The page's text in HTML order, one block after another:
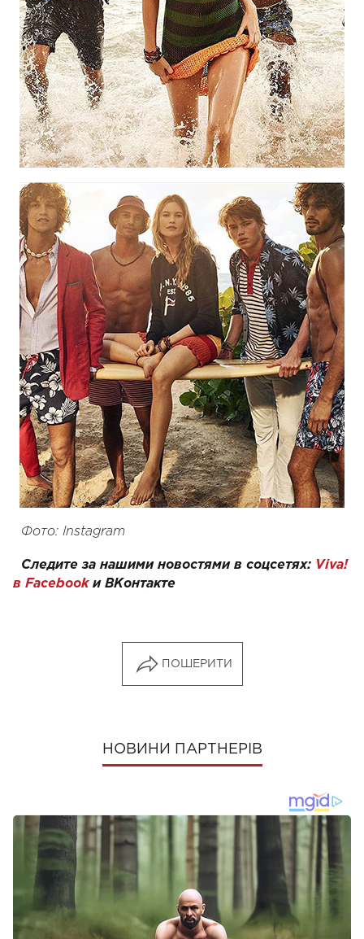
Фото: Instagram
Следите за нашими новостями в соцсетях: Viva!
в Facebookи ВКонтакте
ПОШЕРИТИ
НОВИНИ ПАРТНЕРІВ